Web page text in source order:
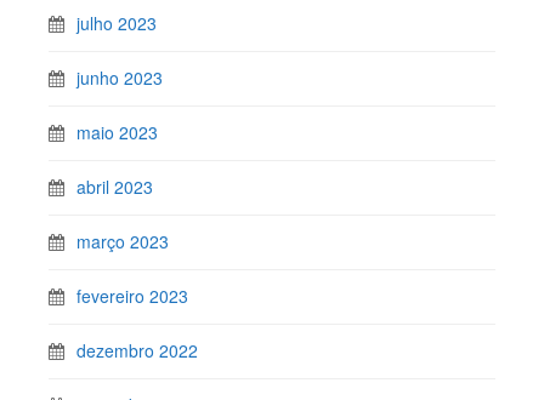
julho 2023
junho 2023
maio 2023
abril 2023
março 2023
fevereiro 2023
dezembro 2022